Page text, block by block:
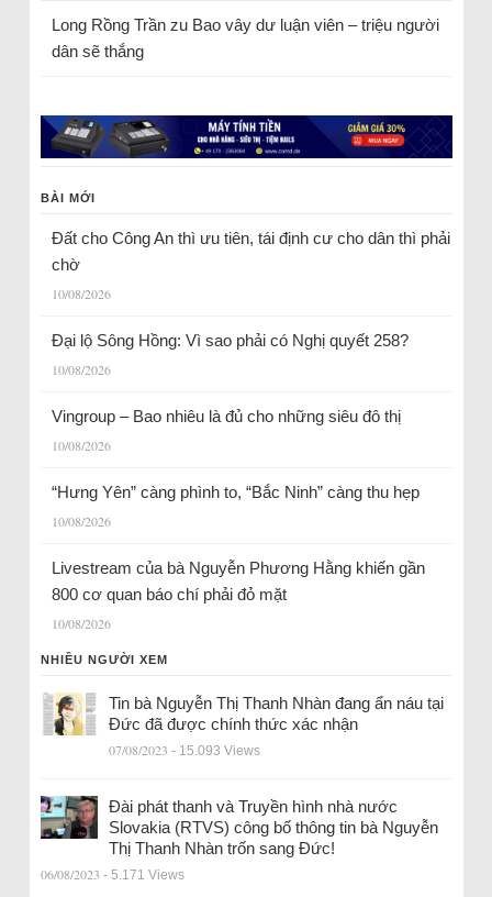
Long Rồng Trầnzu Bao vây dư luận viên – triệu người
dân sẽ thắng
BÀI MỚI
Đất cho Công An thì ưu tiên, tái định cư cho dân thì phải
chờ
10/08/2026
Đại lộ Sông Hồng: Vì sao phải có Nghị quyết 258?
10/08/2026
Vingroup – Bao nhiêu là đủ cho những siêu đô thị
10/08/2026
“Hưng Yên” càng phình to, “Bắc Ninh” càng thu hẹp
10/08/2026
Livestream của bà Nguyễn Phương Hằng khiến gần
800 cơ quan báo chí phải đỏ mặt
10/08/2026
NHIỀU NGƯỜI XEM
Tin bà Nguyễn Thị Thanh Nhàn đang ẩn náu tại
Đức đã được chính thức xác nhận
07/08/2023 - 15.093 Views
Đài phát thanh và Truyền hình nhà nước
Slovakia (RTVS) công bố thông tin bà Nguyễn
Thị Thanh Nhàn trốn sang Đức!
06/08/2023 - 5.171 Views